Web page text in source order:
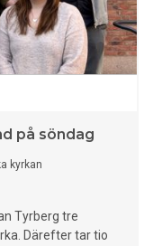
på söndag
kyrkan
Tyrberg tre
Därefter tar tio